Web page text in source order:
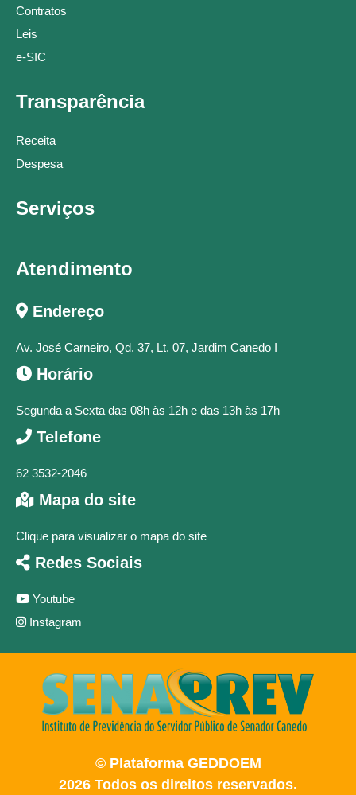
Contratos
Leis
e-SIC
Transparência
Receita
Despesa
Serviços
Atendimento
Endereço
Av. José Carneiro, Qd. 37, Lt. 07, Jardim Canedo I
Horário
Segunda a Sexta das 08h às 12h e das 13h às 17h
Telefone
62 3532-2046
Mapa do site
Clique para visualizar o mapa do site
Redes Sociais
Youtube
Instagram
© Plataforma GEDDOEM
2026 Todos os direitos reservados.